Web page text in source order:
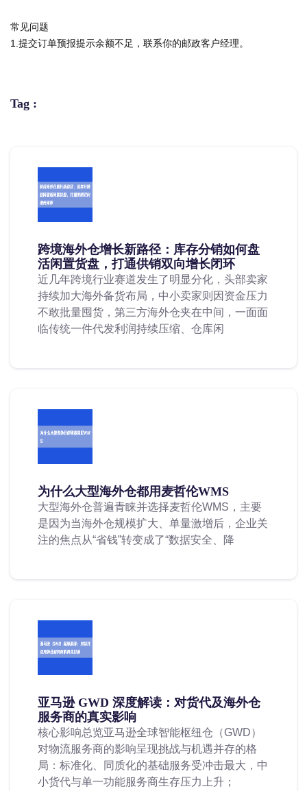
常见问题
1.提交订单预报提示余额不足，联系你的邮政客户经理。
Tag :
跨境海外仓增长新路径：库存分销如何盘
活闲置货盘，打通供销双向增长闭环
近几年跨境行业赛道发生了明显分化，头部卖家
持续加大海外备货布局，中小卖家则因资金压力
不敢批量囤货，第三方海外仓夹在中间，一面面
临传统一件代发利润持续压缩、仓库闲
为什么大型海外仓都用麦哲伦WMS
大型海外仓普遍青睐并选择麦哲伦WMS，主要
是因为当海外仓规模扩大、单量激增后，企业关
注的焦点从“省钱”转变成了“数据安全、降
亚马逊 GWD 深度解读：对货代及海外仓
服务商的真实影响
核心影响总览亚马逊全球智能枢纽仓（GWD）
对物流服务商的影响呈现挑战与机遇并存的格
局：标准化、同质化的基础服务受冲击最大，中
小货代与单一功能服务商生存压力上升；